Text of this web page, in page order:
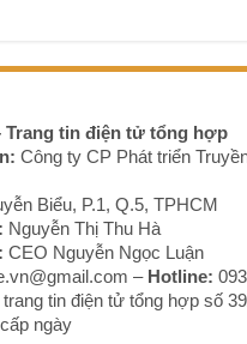
Trang tin điện tử tổng hợp
Công ty CP Phát triển
Biểu, P.1, Q.5, TPHCM
Nguyễn Thị Thu Hà
CEO Nguyễn Ngọc Luận
– Hotline:
tin điện tử tổng hợp số
ngày